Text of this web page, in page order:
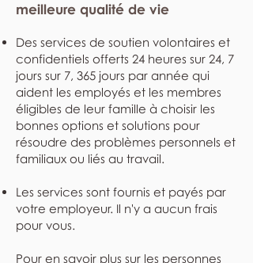
meilleure qualité de vie
Des services de soutien volontaires et
confidentiels offerts 24 heures sur 24, 7
jours sur 7, 365 jours par année qui
aident les employés et les membres
éligibles de leur famille à choisir les
bonnes options et solutions pour
résoudre des problèmes personnels et
familiaux ou liés au travail.
Les services sont fournis et payés par
votre employeur. Il n'y a aucun frais
pour vous.
Pour en savoir plus sur les personnes